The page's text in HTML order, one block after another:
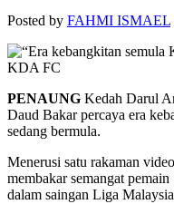
Posted by FAHMI ISMAEL
PENAUNG Kedah Darul
Daud Bakar percaya era
sedang bermula.
Menerusi satu rakaman
membakar semangat
dalam saingan Liga